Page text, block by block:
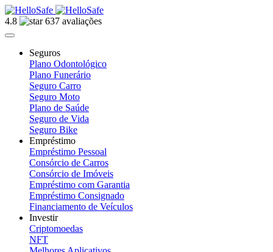
4.8 637 avaliações
Seguros
Plano Odontológico
Plano Funerário
Seguro Carro
Seguro Moto
Plano de Saúde
Seguro de Vida
Seguro Bike
Empréstimo
Empréstimo Pessoal
Consórcio de Carros
Consórcio de Imóveis
Empréstimo com Garantia
Empréstimo Consignado
Financiamento de Veículos
Investir
Criptomoedas
NFT